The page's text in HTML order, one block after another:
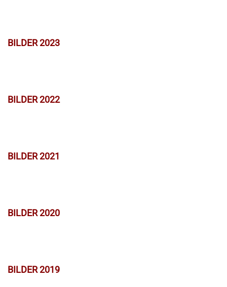
BILDER 2023
BILDER 2022
BILDER 2021
BILDER 2020
BILDER 2019